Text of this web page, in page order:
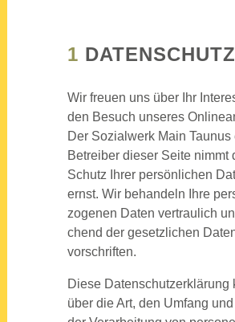
1 DATEN­SCHUTZ
Wir freu­en uns über Ihr
den Besuch unse­res
Der Sozi­al­werk Main Tau­nus
Betrei­ber die­ser Sei­te nimmt
Schutz Ihrer per­sön­li­chen
ernst. Wir behan­deln Ihre
zo­ge­nen Daten ver­trau­lich
chend der gesetz­li­chen
vor­schrif­ten.
Die­se Daten­schutz­er­klä­rung
über die Art, den Umfang